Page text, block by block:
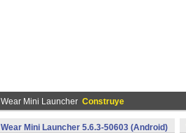
Wear Mini Launcher Construye
Wear Mini Launcher 5.6.3-50603 (Android)